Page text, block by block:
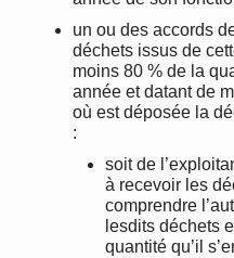
un ou des accords
déchets issus de
moins 80 % de la
année et datant de
où est déposée la
:
soit de
à recevoir les
comprendre
lesdits déchets
quantité qu’il